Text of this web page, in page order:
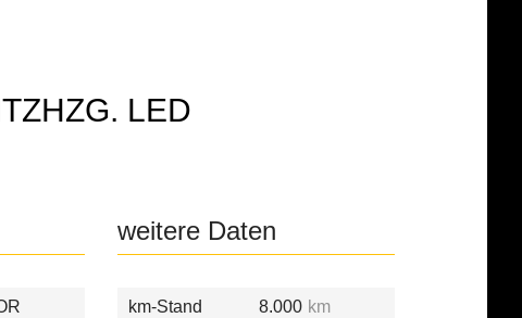
LED
weitere Daten
km-Stand 8.000 km